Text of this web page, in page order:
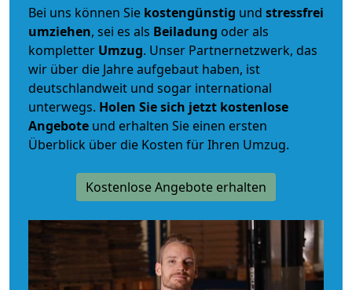
Bei uns können Sie kostengünstig und stressfrei
umziehen, sei es als Beiladung oder als
kompletter Umzug. Unser Partnernetzwerk, das
wir über die Jahre aufgebaut haben, ist
deutschlandweit und sogar international
unterwegs. Holen Sie sich jetzt kostenlose
Angebote und erhalten Sie einen ersten
Überblick über die Kosten für Ihren Umzug.
Kostenlose Angebote erhalten